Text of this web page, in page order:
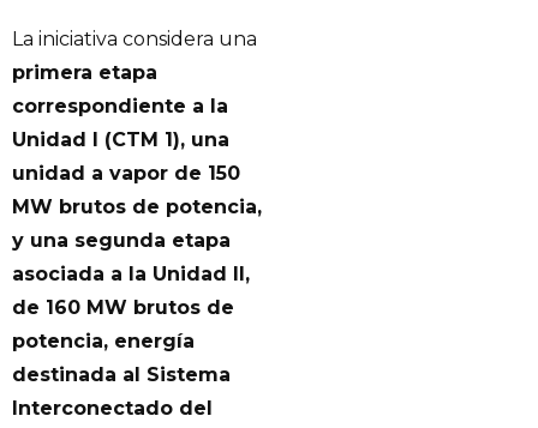
La iniciativa considera una
primera etapa
correspondiente a la
Unidad I (CTM 1), una
unidad a vapor de 150
MW brutos de potencia,
y una segunda etapa
asociada a la Unidad II,
de 160 MW brutos de
potencia, energía
destinada al Sistema
Interconectado del